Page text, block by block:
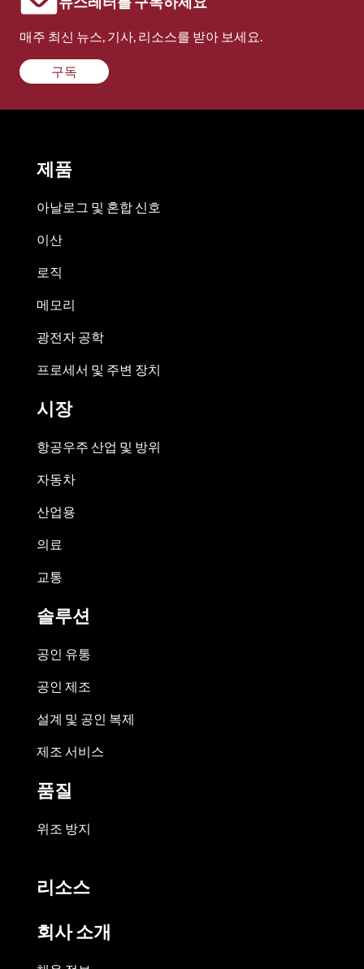
매주 최신 뉴스, 기사, 리소스를 받아 보세요.
구독
제품
아날로그 및 혼합 신호
이산
로직
메모리
광전자 공학
프로세서 및 주변 장치
시장
항공우주 산업 및 방위
자동차
산업용
의료
교통
솔루션
공인 유통
공인 제조
설계 및 공인 복제
제조 서비스
품질
위조 방지
리소스
회사 소개